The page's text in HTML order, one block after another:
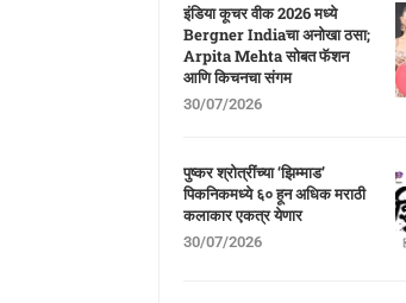
इंडिया कूचर वीक 2026 मध्ये
Bergner Indiaचा अनोखा ठसा;
Arpita Mehta सोबत फॅशन
आणि किचनचा संगम
30/07/2026
पुष्कर श्रोत्रींच्या ‘झिम्माड’
पिकनिकमध्ये ६० हून अधिक मराठी
कलाकार एकत्र येणार
30/07/2026